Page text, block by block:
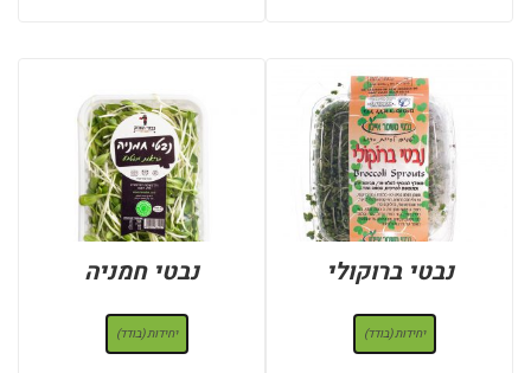
נבטי ברוקולי
יחידות (בודד)
נבטי חמניה
יחידות (בודד)